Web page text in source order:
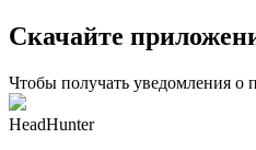
Скачайте
Чтобы получать уведомления о
HeadHunter